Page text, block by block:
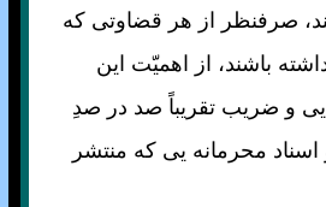
صرفنظر از هر قضاوتی که
باشند، از اهميّت اين
و ضريب تقريباً صد در صدِ
محرمانه يی که منتشر